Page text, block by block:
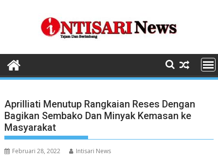
Aprilliati Menutup Rangkaian Reses Dengan
Bagikan Sembako Dan Minyak Kemasan ke
Masyarakat
Februari 28, 2022 Intisari News